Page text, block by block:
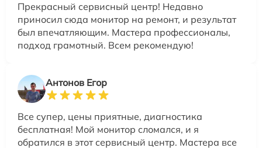
Прекрасный сервисный центр! Недавно
приносил сюда монитор на ремонт, и результат
был впечатляющим. Мастера профессионалы,
подход грамотный. Всем рекомендую!
Антонов Егор
Все супер, цены приятные, диагностика
бесплатная! Мой монитор сломался, и я
обратился в этот сервисный центр. Мастера все